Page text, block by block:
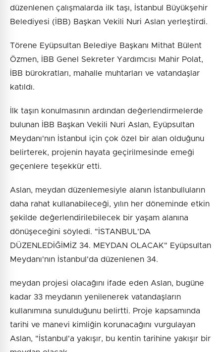
düzenlenen çalışmalarda ilk taşı, İstanbul Büyükşehir
Belediyesi (İBB) Başkan Vekili Nuri Aslan yerleştirdi.
Törene Eyüpsultan Belediye Başkanı Mithat Bülent
Özmen, İBB Genel Sekreter Yardımcısı Mahir Polat,
İBB bürokratları, mahalle muhtarları ve vatandaşlar
katıldı.
İlk taşın konulmasının ardından değerlendirmelerde
bulunan İBB Başkan Vekili Nuri Aslan, Eyüpsultan
Meydanı'nın İstanbul için çok özel bir alan olduğunu
belirterek, projenin hayata geçirilmesinde emeği
geçenlere teşekkür etti.
Aslan, meydan düzenlemesiyle alanın İstanbulluların
daha rahat kullanabileceği, yılın her döneminde etkin
şekilde değerlendirilebilecek bir yaşam alanına
dönüşeceğini söyledi. "İSTANBUL'DA
DÜZENLEDİĞİMİZ 34. MEYDAN OLACAK" Eyüpsultan
Meydanı'nın İstanbul'da düzenlenen 34.
meydan projesi olacağını ifade eden Aslan, bugüne
kadar 33 meydanın yenilenerek vatandaşların
kullanımına sunulduğunu belirtti. Proje kapsamında
tarihi ve manevi kimliğin korunacağını vurgulayan
Aslan, "İstanbul'a yakışır, bu kentin tarihine yakışır bir